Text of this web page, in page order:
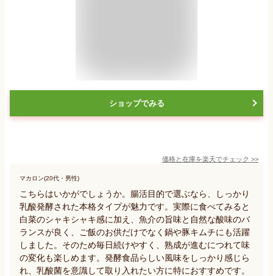
ショップでみる
価格と在庫を楽天でチェック >>
マカロン(20代・男性)
こちらはいかがでしょうか。腸活目的で選ぶなら、しっかり
乳酸発酵された本格タイプが魅力です。実際に食べてみると
白菜のシャキシャキ感に加え、魚介の旨味と自然な酸味のバ
ランスが良く、ご飯のお供だけでなく鍋や豚キムチにも活躍
しました。そのため毎日続けやすく、熟成が進むにつれて味
の変化も楽しめます。発酵食品らしい風味をしっかり感じら
れ、乳酸菌を意識して取り入れたい方に特におすすめです。